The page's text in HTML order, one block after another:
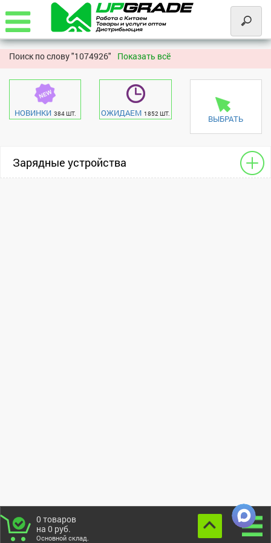
Поиск по слову "1074926" Показать всё
НОВИНКИ 384 ШТ. ОЖИДАЕМ 1852 ШТ. ВЫБРАТЬ
Зарядные устройства
0 товаров
на 0 руб.
Основной склад.